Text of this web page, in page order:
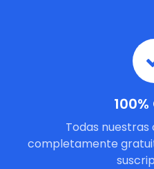
Todas
completamente